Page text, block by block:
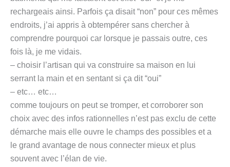
rechargeais ainsi. Parfois ça disait “non” pour ces mêmes
endroits, j’ai appris à obtempérer sans chercher à
comprendre pourquoi car lorsque je passais outre, ces
fois là, je me vidais.
– choisir l’artisan qui va construire sa maison en lui
serrant la main et en sentant si ça dit “oui”
– etc… etc…
comme toujours on peut se tromper, et corroborer son
choix avec des infos rationnelles n’est pas exclu de cette
démarche mais elle ouvre le champs des possibles et a
le grand avantage de nous connecter mieux et plus
souvent avec l’élan de vie.